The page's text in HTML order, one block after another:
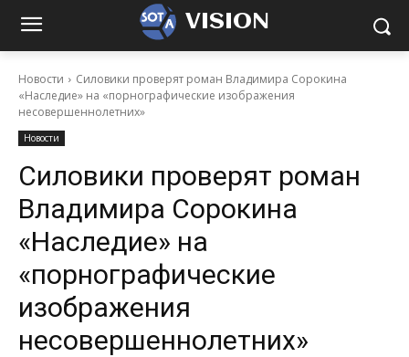
VISION
Новости
Силовики проверят роман Владимира Сорокина
«Наследие» на «порнографические изображения
несовершеннолетних»
Новости
Силовики проверят роман
Владимира Сорокина
«Наследие» на
«порнографические
изображения
несовершеннолетних»